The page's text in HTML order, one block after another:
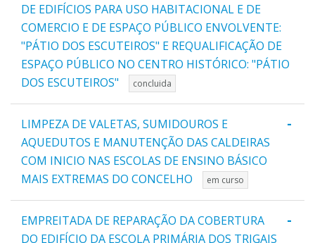
DE EDIFÍCIOS PARA USO HABITACIONAL E DE
COMERCIO E DE ESPAÇO PÚBLICO ENVOLVENTE:
"PÁTIO DOS ESCUTEIROS" E REQUALIFICAÇÃO DE
ESPAÇO PÚBLICO NO CENTRO HISTÓRICO: "PÁTIO
DOS ESCUTEIROS"
concluida
-
LIMPEZA DE VALETAS, SUMIDOUROS E
AQUEDUTOS E MANUTENÇÃO DAS CALDEIRAS
COM INICIO NAS ESCOLAS DE ENSINO BÁSICO
MAIS EXTREMAS DO CONCELHO
em curso
-
EMPREITADA DE REPARAÇÃO DA COBERTURA
DO EDIFÍCIO DA ESCOLA PRIMÁRIA DOS TRIGAIS